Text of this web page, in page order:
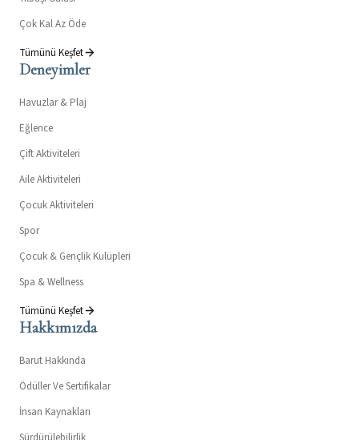
Çok Kal Az Öde
Tümünü Keşfet
Deneyimler
Havuzlar & Plaj
Eğlence
Çift Aktiviteleri
Aile Aktiviteleri
Çocuk Aktiviteleri
Spor
Çocuk & Gençlik Kulüpleri
Spa & Wellness
Tümünü Keşfet
Hakkımızda
Barut Hakkında
Ödüller Ve Sertifikalar
İnsan Kaynakları